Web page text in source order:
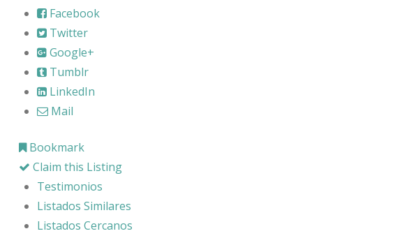
Facebook
Twitter
Google+
Tumblr
LinkedIn
Mail
Bookmark
Claim this Listing
Testimonios
Listados Similares
Listados Cercanos